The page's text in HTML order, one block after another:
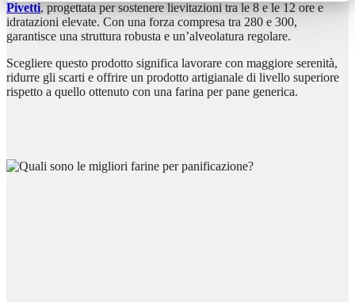
Pivetti, progettata per sostenere lievitazioni tra le 8 e le 12 ore e
idratazioni elevate. Con una forza compresa tra 280 e 300,
garantisce una struttura robusta e un’alveolatura regolare.
Scegliere questo prodotto significa lavorare con maggiore serenità,
ridurre gli scarti e offrire un prodotto artigianale di livello superiore
rispetto a quello ottenuto con una farina per pane generica.